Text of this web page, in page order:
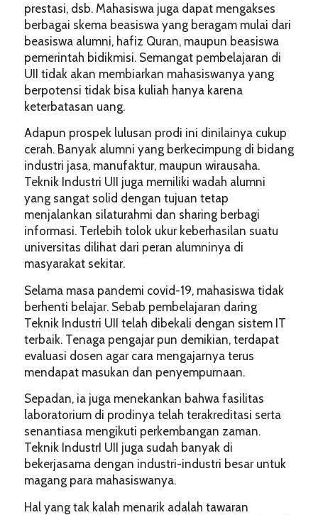
prestasi, dsb. Mahasiswa juga dapat mengakses
berbagai skema beasiswa yang beragam mulai dari
beasiswa alumni, hafiz Quran, maupun beasiswa
pemerintah bidikmisi. Semangat pembelajaran di
UII tidak akan membiarkan mahasiswanya yang
berpotensi tidak bisa kuliah hanya karena
keterbatasan uang.
Adapun prospek lulusan prodi ini dinilainya cukup
cerah. Banyak alumni yang berkecimpung di bidang
industri jasa, manufaktur, maupun wirausaha.
Teknik Industri UII juga memiliki wadah alumni
yang sangat solid dengan tujuan tetap
menjalankan silaturahmi dan sharing berbagi
informasi. Terlebih tolok ukur keberhasilan suatu
universitas dilihat dari peran alumninya di
masyarakat sekitar.
Selama masa pandemi covid-19, mahasiswa tidak
berhenti belajar. Sebab pembelajaran daring
Teknik Industri UII telah dibekali dengan sistem IT
terbaik. Tenaga pengajar pun demikian, terdapat
evaluasi dosen agar cara mengajarnya terus
mendapat masukan dan penyempurnaan.
Sepadan, ia juga menekankan bahwa fasilitas
laboratorium di prodinya telah terakreditasi serta
senantiasa mengikuti perkembangan zaman.
Teknik IndustrI UII juga sudah banyak di
bekerjasama dengan industri-industri besar untuk
magang para mahasiswanya.
Hal yang tak kalah menarik adalah tawaran